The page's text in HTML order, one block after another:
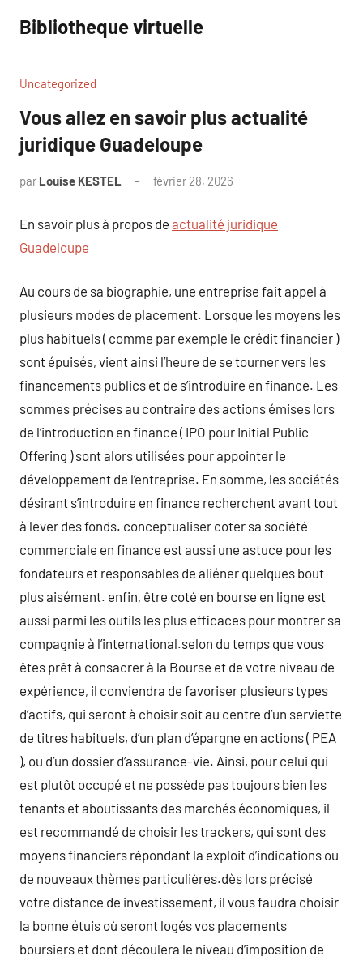
contenu
Bibliotheque virtuelle
Uncategorized
Vous allez en savoir plus actualité
juridique Guadeloupe
par Louise KESTEL février 28, 2026
En savoir plus à propos de actualité juridique
Guadeloupe
Au cours de sa biographie, une entreprise fait appel à
plusieurs modes de placement. Lorsque les moyens les
plus habituels ( comme par exemple le crédit financier )
sont épuisés, vient ainsi l’heure de se tourner vers les
financements publics et de s’introduire en finance. Les
sommes précises au contraire des actions émises lors
de l’introduction en finance ( IPO pour Initial Public
Offering ) sont alors utilisées pour appointer le
développement de l’entreprise. En somme, les sociétés
désirant s’introduire en finance recherchent avant tout
à lever des fonds. conceptualiser coter sa société
commerciale en finance est aussi une astuce pour les
fondateurs et responsables de aliéner quelques bout
plus aisément. enfin, être coté en bourse en ligne est
aussi parmi les outils les plus efficaces pour montrer sa
compagnie à l’international.selon du temps que vous
êtes prêt à consacrer à la Bourse et de votre niveau de
expérience, il conviendra de favoriser plusieurs types
d’actifs, qui seront à choisir soit au centre d’un serviette
de titres habituels, d’un plan d’épargne en actions ( PEA
), ou d’un dossier d’assurance-vie. Ainsi, pour celui qui
est plutôt occupé et ne possède pas toujours bien les
tenants et aboutissants des marchés économiques, il
est recommandé de choisir les trackers, qui sont des
moyens financiers répondant la exploit d’indications ou
de nouveaux thèmes particulières.dès lors précisé
votre distance de investissement, il vous faudra choisir
la bonne étuis où seront logés vos placements
boursiers et dont découlera le niveau d’imposition de